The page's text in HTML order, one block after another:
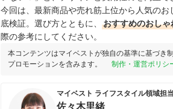
今回は、最新商品や売れ筋上位から人気の
底検証。選び方とともに、
おすすめのおし
際の参考にしてください。
本コンテンツはマイベストが独自の基準に基づき
プロモーションを含みます。
制作・運営ポリシ
マイベスト ライフスタイル領域担
佐々木里緒